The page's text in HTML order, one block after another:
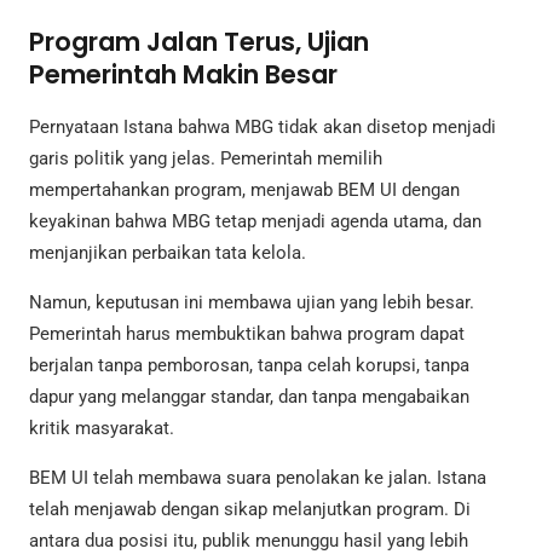
Program Jalan Terus, Ujian
Pemerintah Makin Besar
Pernyataan Istana bahwa MBG tidak akan disetop menjadi
garis politik yang jelas. Pemerintah memilih
mempertahankan program, menjawab BEM UI dengan
keyakinan bahwa MBG tetap menjadi agenda utama, dan
menjanjikan perbaikan tata kelola.
Namun, keputusan ini membawa ujian yang lebih besar.
Pemerintah harus membuktikan bahwa program dapat
berjalan tanpa pemborosan, tanpa celah korupsi, tanpa
dapur yang melanggar standar, dan tanpa mengabaikan
kritik masyarakat.
BEM UI telah membawa suara penolakan ke jalan. Istana
telah menjawab dengan sikap melanjutkan program. Di
antara dua posisi itu, publik menunggu hasil yang lebih